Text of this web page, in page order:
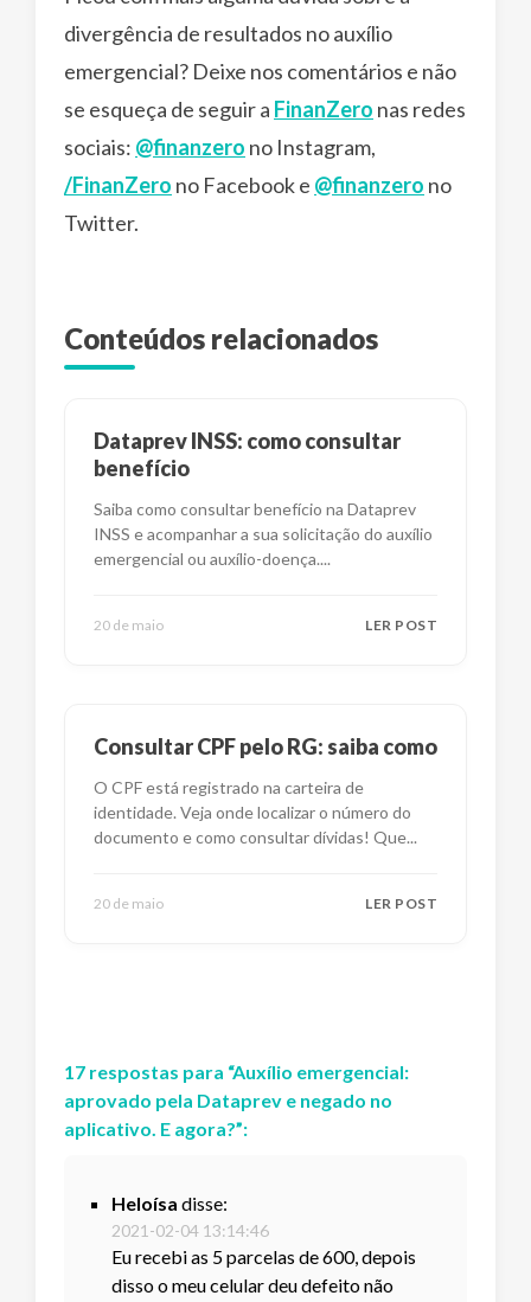
divergência de resultados no auxílio
emergencial? Deixe nos comentários e não
se esqueça de seguir a FinanZero nas redes
sociais: @finanzero no Instagram,
/FinanZero no Facebook e @finanzero no
Twitter.
Conteúdos relacionados
Dataprev INSS: como consultar
benefício
Saiba como consultar benefício na Dataprev
INSS e acompanhar a sua solicitação do auxílio
emergencial ou auxílio-doença....
20 de maio LER POST
Consultar CPF pelo RG: saiba como
O CPF está registrado na carteira de
identidade. Veja onde localizar o número do
documento e como consultar dívidas! Que...
20 de maio LER POST
17 respostas para “Auxílio emergencial:
aprovado pela Dataprev e negado no
aplicativo. E agora?”:
Heloísa disse:
2021-02-04 13:14:46
Eu recebi as 5 parcelas de 600, depois
disso o meu celular deu defeito não